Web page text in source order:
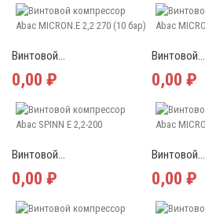
Винтовой...
0,00 ₽
Винтовой...
0,00 ₽
Винтовой...
0,00 ₽
Винтовой...
0,00 ₽